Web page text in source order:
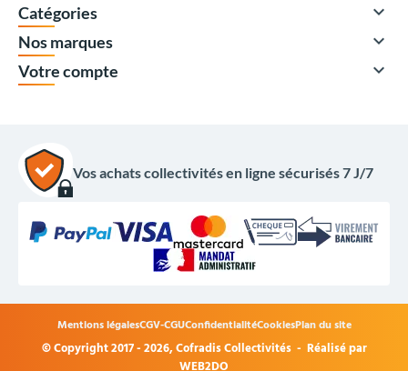
440,00 €HT
Coloris guirlande :
Catégories 
Nos marques 
Votre compte 
Vos achats collectivités en ligne sécurisés 7 J/7
© Copyright 2017 - 2026,Cofradis Collectivités - Réalisé par
WEB2DO
Mentions légalesCGV-CGUConfidentialitéCookiesPlan du site